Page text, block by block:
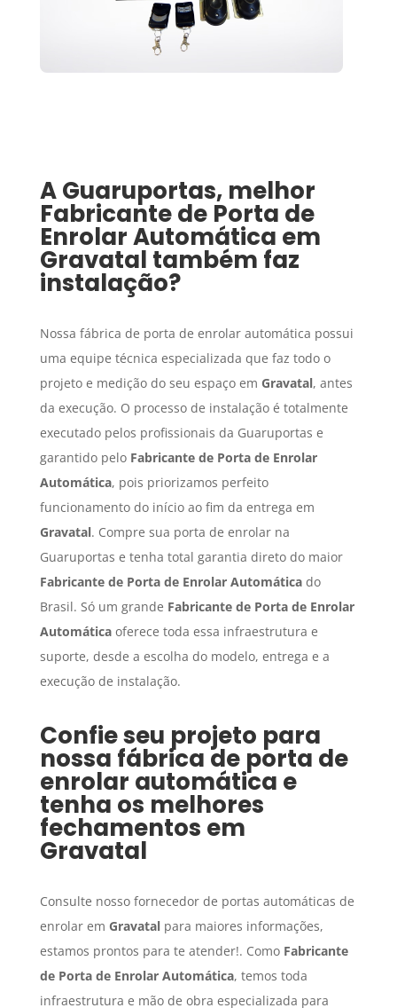
A Guaruportas, melhor
Fabricante de Porta de
Enrolar Automática em
Gravatal também faz
instalação?
Nossa fábrica de porta de enrolar automática possui
uma equipe técnica especializada que faz todo o
projeto e medição do seu espaço em Gravatal, antes
da execução. O processo de instalação é totalmente
executado pelos profissionais da Guaruportas e
garantido pelo Fabricante de Porta de Enrolar
Automática, pois priorizamos perfeito
funcionamento do início ao fim da entrega em
Gravatal. Compre sua porta de enrolar na
Guaruportas e tenha total garantia direto do maior
Fabricante de Porta de Enrolar Automáticado
Brasil. Só um grande Fabricante de Porta de Enrolar
Automáticaoferece toda essa infraestrutura e
suporte, desde a escolha do modelo, entrega e a
execução de instalação.
Confie seu projeto para
nossa fábrica de porta de
enrolar automática e
tenha os melhores
fechamentos em
Gravatal
Consulte nosso fornecedor de portas automáticas de
enrolar em Gravatalpara maiores informações,
estamos prontos para te atender!. Como Fabricante
de Porta de Enrolar Automática, temos toda
infraestrutura e mão de obra especializada para